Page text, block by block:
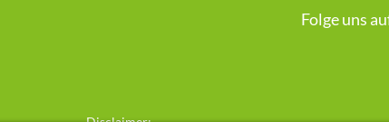
Folge uns